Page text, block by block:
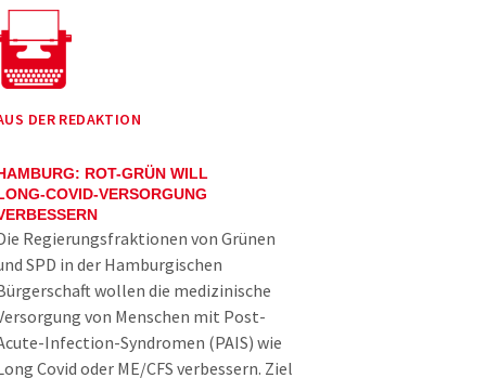
DER REDAKTION
ROT-GRÜN WILL
COVID-VERSORGUNG
Regierungsfraktionen von Grünen
SPD in der Hamburgischen
wollen die medizinische
von Menschen mit Post-
Infection-Syndromen (PAIS) wie
Covid oder ME/CFS verbessern. Ziel